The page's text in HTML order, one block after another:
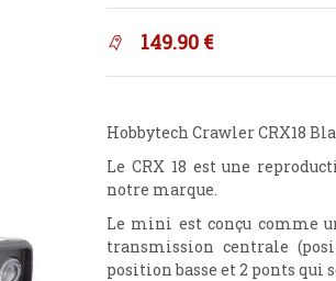
149.90 €
Hobbytech Crawler CRX18
Le CRX 18 est une
notre marque.
Le mini est conçu comme
transmission centrale
position basse et 2 ponts qui